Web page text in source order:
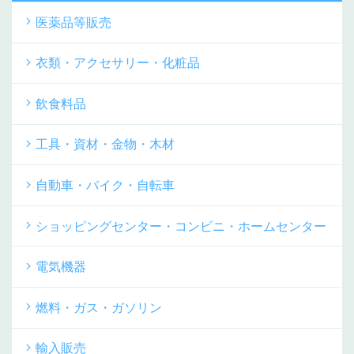
医薬品等販売
衣類・アクセサリー・化粧品
飲食料品
工具・資材・金物・木材
自動車・バイク・自転車
ショッピングセンター・コンビニ・ホームセンター
電気機器
燃料・ガス・ガソリン
輸入販売